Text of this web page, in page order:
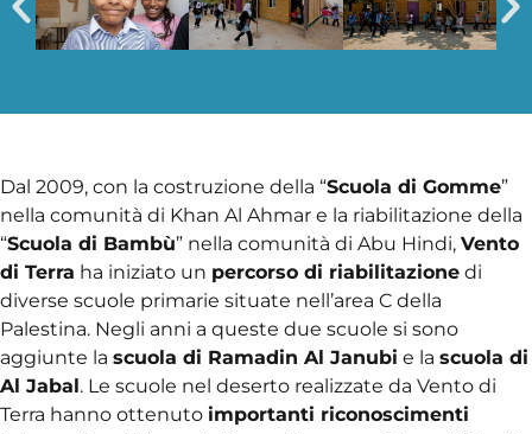
Dal 2009, con la costruzione della “Scuola di Gomme”
nella comunità di Khan Al Ahmar e la riabilitazione della
“Scuola di Bambù” nella comunità di Abu Hindi, Vento
di Terra ha iniziato un percorso di riabilitazione di
diverse scuole primarie situate nell’area C della
Palestina. Negli anni a queste due scuole si sono
aggiunte la scuola di Ramadin Al Janubi e la scuola di
Al Jabal. Le scuole nel deserto realizzate da Vento di
Terra hanno ottenuto importanti riconoscimenti